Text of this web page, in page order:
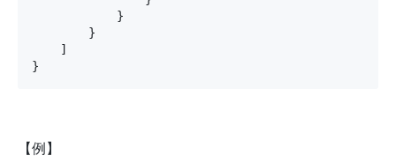
            }
        }
    ]
}
【例】